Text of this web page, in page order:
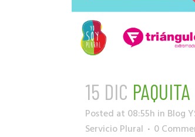
15 DIC PAQUITA
Posted at 08:55h in Blog
Servicio Plural
0